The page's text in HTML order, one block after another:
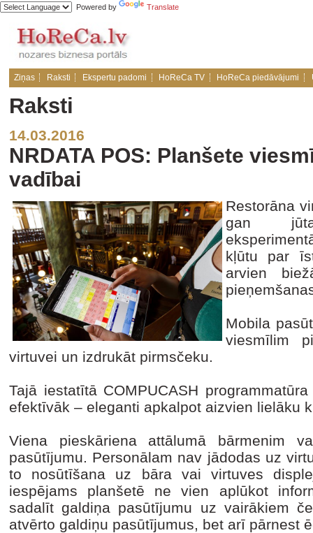
Powered by Translate
Ziņas Raksti Ekspertu padomi HoReCa TV HoReCa piedāvājumi
Raksti
14.03.2016
NRDATA POS: Planšete
vadībai
Restorāna
gan
kļūtu par
arvien
Mobila
viesmīlim
virtuvei un izdrukāt pirmsčeku.
Tajā iestatītā COMPUCASH
efektīvāk – eleganti apkalpot aizvien lielāku
Viena pieskāriena attālumā bārmenim
pasūtījumu. Personālam nav jādodas uz
to nosūtīšana uz bāra vai virtuves
iespējams planšetē ne vien aplūkot
sadalīt galdiņa pasūtījumu uz vairākiem
atvērto galdiņu pasūtījumus, bet arī pārnest